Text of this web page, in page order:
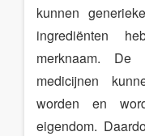
kunnen
ingrediënten
merknaam.
medicijnen
worden en
eigendom.